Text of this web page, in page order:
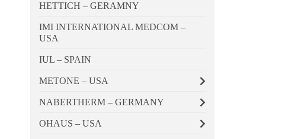
HETTICH – GERAMNY
IMI INTERNATIONAL MEDCOM –
USA
IUL – SPAIN
METONE – USA
NABERTHERM – GERMANY
OHAUS – USA